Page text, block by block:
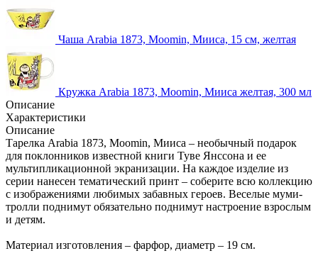
Чаша Arabia 1873, Moomin, Мииса, 15 см, желтая
Кружка Arabia 1873, Moomin, Мииса желтая, 300 мл
Описание
Характеристики
Описание
Тарелка Arabia 1873, Moomin, Мииса – необычный подарок
для поклонников известной книги Туве Янссона и ее
мультипликационной экранизации. На каждое изделие из
серии нанесен тематический принт – соберите всю коллекцию
с изображениями любимых забавных героев. Веселые муми-
тролли поднимут обязательно поднимут настроение взрослым
и детям.
Материал изготовления – фарфор, диаметр – 19 см.